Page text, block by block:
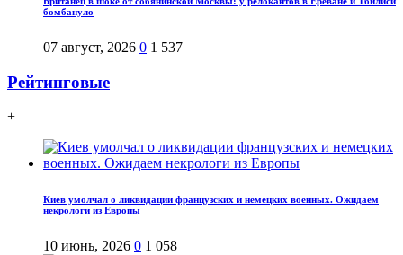
бомбануло
07 август, 2026 0 1 537
Рейтинговые
+
Киев умолчал о ликвидации французских и немецких военных. Ожидаем
некрологи из Европы
10 июнь, 2026 0 1 058